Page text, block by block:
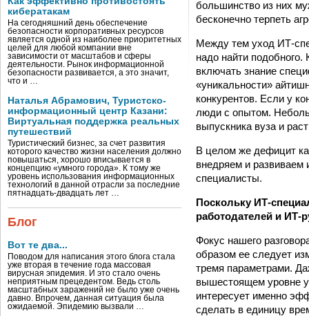
кибератакам
На сегодняшний день обеспечение
безопасности корпоративных ресурсов
является одной из наиболее приоритетных
целей для любой компании вне
зависимости от масштабов и сферы
деятельности. Рынок информационной
безопасности развивается, а это значит,
что и …
Наталья Абрамович, Туристско-
информационный центр Казани:
Виртуальная поддержка реальных
путешествий
Туристический бизнес, за счет развития
которого качество жизни населения должно
повышаться, хорошо вписывается в
концепцию «умного города». К тому же
уровень использования информационных
технологий в данной отрасли за последние
пятнадцать-двадцать лет …
Блог
Вот те два...
Поводом для написания этого блога стала
уже вторая в течение года массовая
вирусная эпидемия. И это стало очень
неприятным прецедентом. Ведь столь
масштабных заражений не было уже очень
давно. Впрочем, данная ситуация была
ожидаемой. Эпидемию вызвали …
большинство из них
бесконечно терпеть
Между тем уход ИТ-
надо найти подобного.
включать знание
«уникальности»
конкурентов. Если у
люди с опытом.
выпуск­ника вуза и
В целом же дефицит
внедряем и
специалисты.
Поскольку ИТ-
работодателей и ИТ-
Фокус нашего
образом ее следует
тремя параметрами.
вышестоящем уровне
интересует именно
сделать в единицу